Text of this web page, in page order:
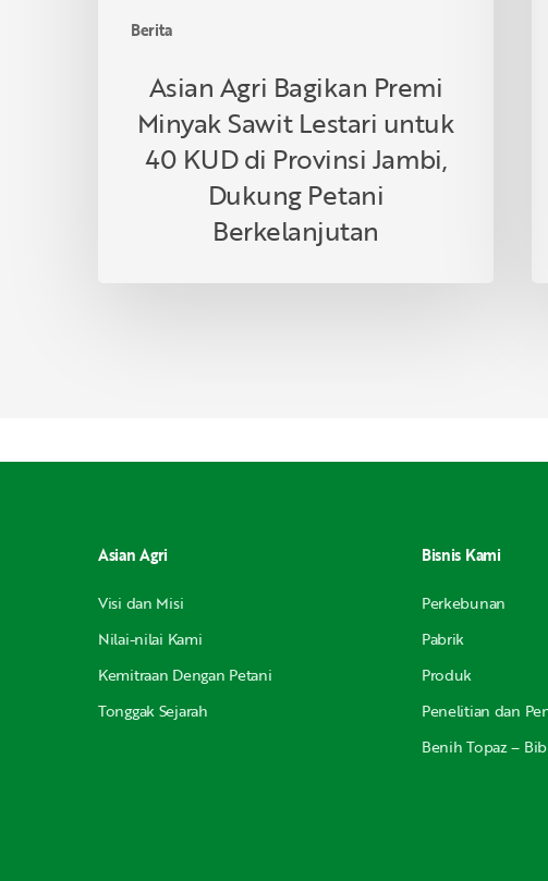
Berita
Provinsi
Dukung
Petani
Berkelanjutan
Asian Agri Bagikan Premi
Minyak Sawit Lestari untuk
40 KUD di Provinsi Jambi,
Dukung Petani
Berkelanjutan
Asian Agri
Visi dan Misi
Nilai-nilai Kami
Kemitraan Dengan Petani
Tonggak Sejarah
Bisnis Kami
Perkebunan
Pabrik
Produk
Penelitian dan
Benih Topaz –